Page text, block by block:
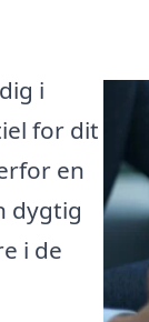
i
for dit
en
dygtig
i de